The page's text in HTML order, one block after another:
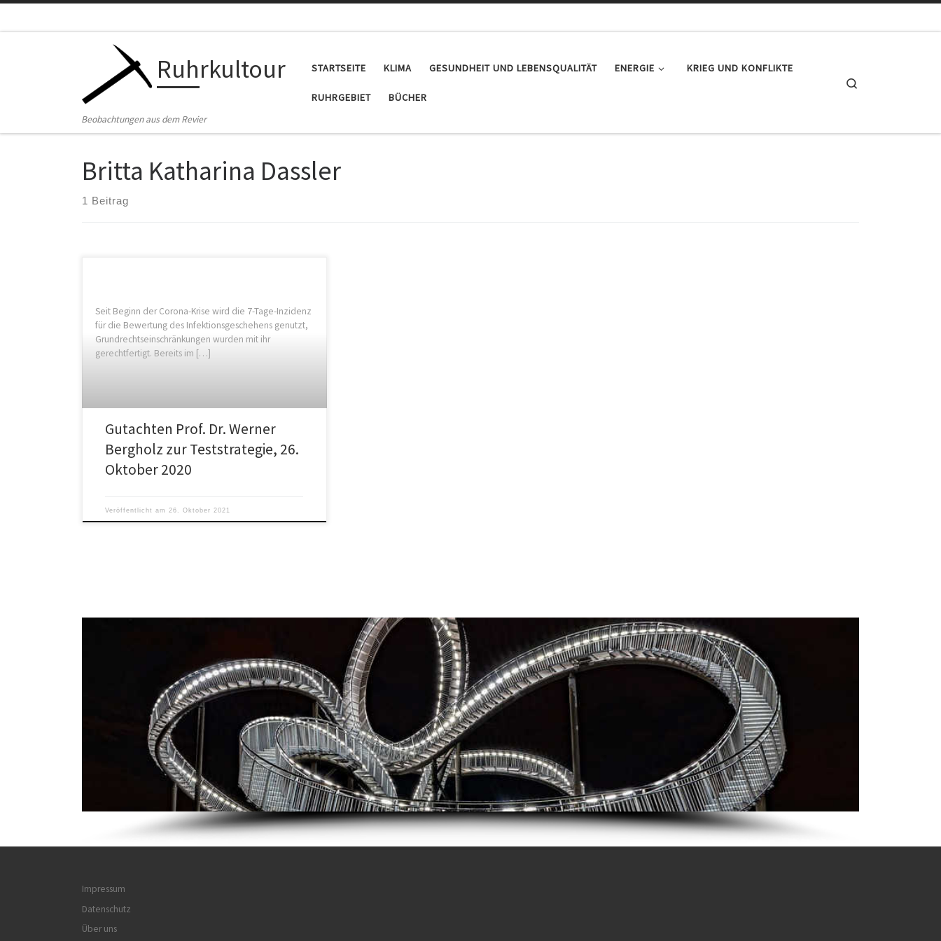
Ruhrkultour
Beobachtungen aus dem Revier
STARTSEITE KLIMA GESUNDHEIT UND LEBENSQUALITÄT ENERGIE KRIEG UND KONFLIKTE
RUHRGEBIET BÜCHER
Britta Katharina Dassler
1 Beitrag
Seit Beginn der Corona-Krise wird die 7-Tage-Inzidenz
für die Bewertung des Infektionsgeschehens genutzt,
Grundrechtseinschränkungen wurden mit ihr
gerechtfertigt. Bereits im […]
Gutachten Prof. Dr. Werner
Bergholz zur Teststrategie, 26.
Oktober 2020
Veröffentlicht am26. Oktober 2021
Impressum
Datenschutz
Über uns